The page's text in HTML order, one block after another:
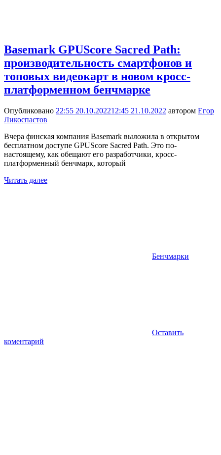
Basemark GPUScore Sacred Path:
производительность смартфонов и
топовых видеокарт в новом кросс-
платформенном бенчмарке
Опубликовано 22:55 20.10.202212:45 21.10.2022 автором Егор
Ликоспастов
Вчера финская компания Basemark выложила в открытом
бесплатном доступе GPUScore Sacred Path. Это по-
настоящему, как обещают его разработчики, кросс-
платформенный бенчмарк, который
Читать далее
Бенчмарки
Оставить
коментарий